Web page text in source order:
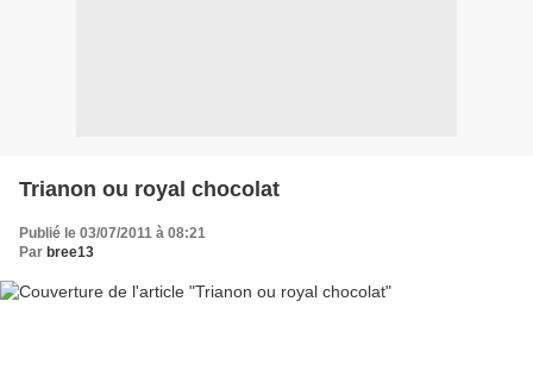
Trianon ou royal chocolat
Publié le 03/07/2011 à 08:21
Par bree13